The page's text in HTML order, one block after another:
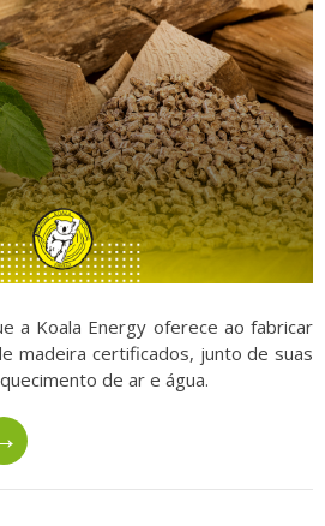
a Koala Energy oferece ao fabricar
madeira certificados, junto de suas
de ar e água.